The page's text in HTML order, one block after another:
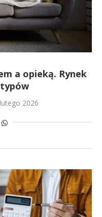
a opieką. Rynek
2026